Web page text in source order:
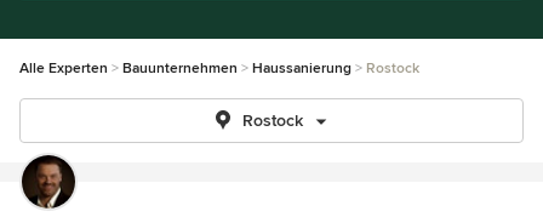
Alle Experten Bauunternehmen Haussanierung Rostock
Rostock